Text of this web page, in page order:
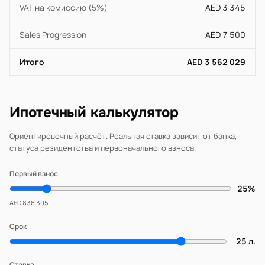
VAT на комиссию (5%) AED 3 345
Sales Progression AED 7 500
Итого AED 3 562 029
Ипотечный калькулятор
Ориентировочный расчёт. Реальная ставка зависит от банка,
статуса резидентства и первоначального взноса.
Первый взнос
25%
AED 836 305
Срок
25 л.